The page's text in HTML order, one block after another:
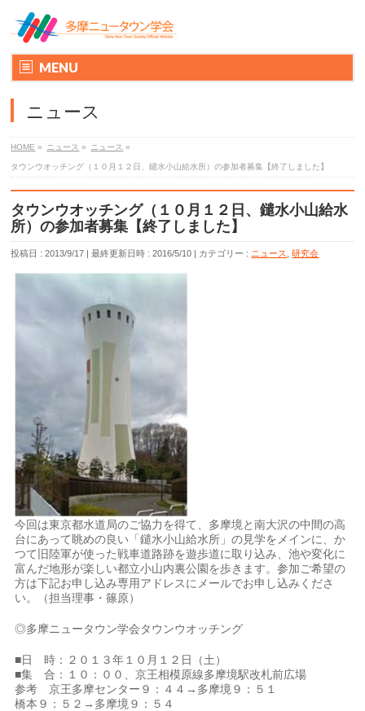
MENU
ニュース
HOME » ニュース » ニュース »
タウンウオッチング（１０月１２日、鑓水小山給水所）の参加者募集【終了しました】
タウンウオッチング（１０月１２日、鑓水小山給水
所）の参加者募集【終了しました】
投稿日 : 2013/9/17 最終更新日時 : 2016/5/10 カテゴリー : ニュース ,研究会
今回は東京都水道局のご協力を得て、多摩境と南大沢の中間の高
台にあって眺めの良い「鑓水小山給水所」の見学をメインに、か
つて旧陸軍が使った戦車道路跡を遊歩道に取り込み、池や変化に
富んだ地形が楽しい都立小山内裏公園を歩きます。参加ご希望の
方は下記お申し込み専用アドレスにメールでお申し込みくださ
い。（担当理事・篠原）
◎多摩ニュータウン学会タウンウオッチング
■日 時：２０１３年１０月１２日（土）
■集 合：１０：００、京王相模原線多摩境駅改札前広場
参考 京王多摩センター９：４４→多摩境９：５１
橋本９：５２→多摩境９：５４